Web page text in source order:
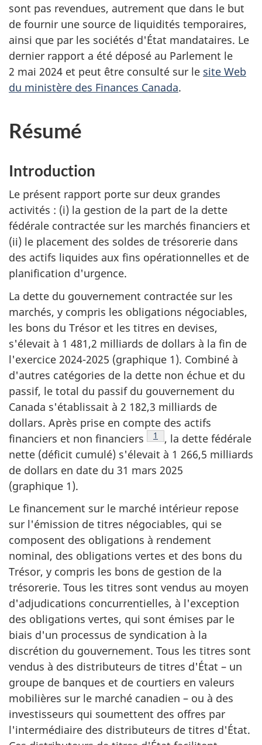
sont pas revendues, autrement que dans le but
de fournir une source de liquidités temporaires,
ainsi que par les sociétés d'État mandataires. Le
dernier rapport a été déposé au Parlement le
2 mai 2024 et peut être consulté sur le site Web
du ministère des Finances Canada.
Résumé
Introduction
Le présent rapport porte sur deux grandes
activités : (i) la gestion de la part de la dette
fédérale contractée sur les marchés financiers et
(ii) le placement des soldes de trésorerie dans
des actifs liquides aux fins opérationnelles et de
planification d'urgence.
La dette du gouvernement contractée sur les
marchés, y compris les obligations négociables,
les bons du Trésor et les titres en devises,
s'élevait à 1 481,2 milliards de dollars à la fin de
l'exercice 2024-2025 (graphique 1). Combiné à
d'autres catégories de la dette non échue et du
passif, le total du passif du gouvernement du
Canada s'établissait à 2 182,3 milliards de
dollars. Après prise en compte des actifs
financiers et non financiers
Note de bas de page
1
, la dette fédérale
nette (déficit cumulé) s'élevait à 1 266,5 milliards
de dollars en date du 31 mars 2025
(graphique 1).
Le financement sur le marché intérieur repose
sur l'émission de titres négociables, qui se
composent des obligations à rendement
nominal, des obligations vertes et des bons du
Trésor, y compris les bons de gestion de la
trésorerie. Tous les titres sont vendus au moyen
d'adjudications concurrentielles, à l'exception
des obligations vertes, qui sont émises par le
biais d'un processus de syndication à la
discrétion du gouvernement. Tous les titres sont
vendus à des distributeurs de titres d'État – un
groupe de banques et de courtiers en valeurs
mobilières sur le marché canadien – ou à des
investisseurs qui soumettent des offres par
l'intermédiaire des distributeurs de titres d'État.